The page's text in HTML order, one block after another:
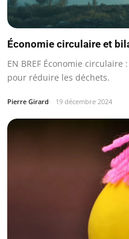
Économie circulaire et
EN BREF Économie
pour réduire les déchets.
Pierre Girard 19 décembre 2024